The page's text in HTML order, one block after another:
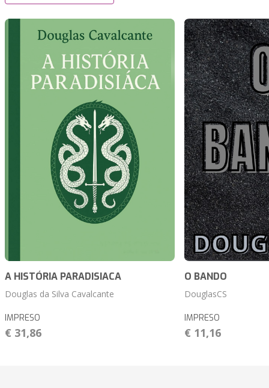
A HISTÓRIA PARADISIACA
Douglas da Silva Cavalcante
IMPRESO
€ 31,86
O BANDO
DouglasCS
IMPRESO
€ 11,16